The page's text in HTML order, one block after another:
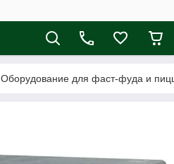
Оборудование для фаст-фуда и